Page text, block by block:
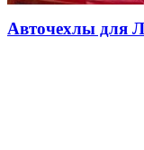
Авточехлы для